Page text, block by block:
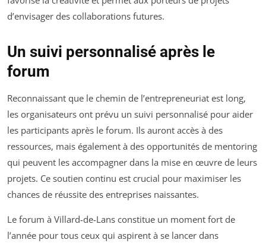
d’envisager des collaborations futures.
Un suivi personnalisé après le
forum
Reconnaissant que le chemin de l’entrepreneuriat est long,
les organisateurs ont prévu un suivi personnalisé pour aider
les participants après le forum. Ils auront accès à des
ressources, mais également à des opportunités de mentoring
qui peuvent les accompagner dans la mise en œuvre de leurs
projets. Ce soutien continu est crucial pour maximiser les
chances de réussite des entreprises naissantes.
Le forum à Villard-de-Lans constitue un moment fort de
l’année pour tous ceux qui aspirent à se lancer dans